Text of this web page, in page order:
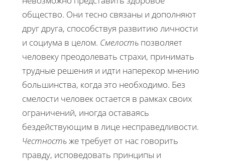
общество. Они тесно связаны и дополняют
друг друга, способствуя развитию личности
и социума в целом. Смелость позволяет
человеку преодолевать страхи, принимать
трудные решения и идти наперекор мнению
большинства, когда это необходимо. Без
смелости человек остается в рамках своих
ограничений, иногда оставаясь
бездействующим в лице несправедливости.
Честностьже требует от нас говорить
правду, исповедовать принципы и